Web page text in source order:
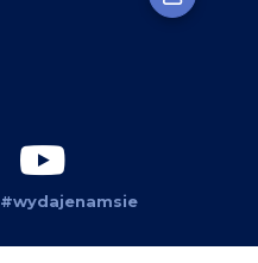
#wydajenamsie